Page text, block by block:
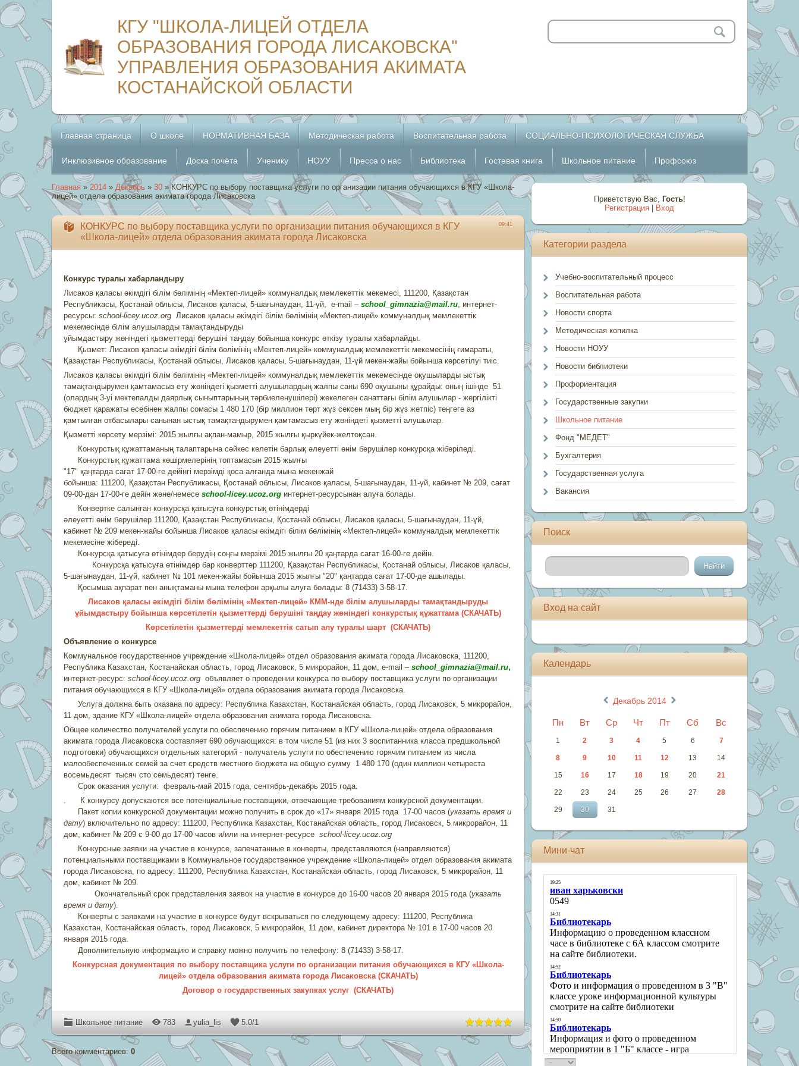
КГУ "ШКОЛА-ЛИЦЕЙ ОТДЕЛА
ОБРАЗОВАНИЯ ГОРОДА ЛИСАКОВСКА"
УПРАВЛЕНИЯ ОБРАЗОВАНИЯ АКИМАТА
КОСТАНАЙСКОЙ ОБЛАСТИ
Главная страница О школе НОРМАТИВНАЯ БАЗА Методическая работа Воспитательная работа СОЦИАЛЬНО-ПСИХОЛОГИЧЕСКАЯ СЛУЖБА
Инклюзивное образование Доска почёта Ученику НОУУ Пресса о нас Библиотека Гостевая книга Школьное питание Профсоюз
Главная » 2014 » Декабрь » 30 » КОНКУРС по выбору поставщика услуги по организации питания обучающихся в КГУ «Школа-
лицей» отдела образования акимата города Лисаковска
09:41
КОНКУРС по выбору поставщика услуги по организации питания обучающихся в КГУ
«Школа-лицей» отдела образования акимата города Лисаковска
Конкурс туралы хабарландыру
Лисаков қаласы әкімдігі білім бөлімінің «Мектеп-лицей» коммуналдық мемлекеттік мекемесі, 111200, Қазақстан
Республикасы, Қостанай облысы, Лисаков қаласы, 5-шағынаудан, 11-үй, e-mail – school_ gimnazia@mail.ru, интернет-
ресурсы: school-licey.ucoz.org Лисаков қаласы әкімдігі білім бөлімінің «Мектеп-лицей» коммуналдық мемлекеттік
мекемесінде білім алушыларды тамақтандыруды
ұйымдастыру жөніндегі қызметтерді берушіні таңдау бойынша конкурс өткізу туралы хабарлайды.
Қызмет: Лисаков қаласы әкімдігі білім бөлімінің «Мектеп-лицей» коммуналдық мемлекеттік мекемесінің ғимараты,
Қазақстан Республикасы, Қостанай облысы, Лисаков қаласы, 5-шағынаудан, 11-үй мекен-жайы бойынша көрсетілуі тиіс.
Лисаков қаласы әкімдігі білім бөлімінің «Мектеп-лицей» коммуналдық мемлекеттік мекемесінде оқушыларды ыстық
тамақтандырумен қамтамасыз ету жөніндегі қызметті алушылардың жалпы саны 690 оқушыны құрайды: оның ішінде 51
(олардың 3-уі мектепалды даярлық сыныптарының тәрбиеленушілері) жекелеген санаттағы білім алушылар - жергілікті
бюджет қаражаты есебінен жалпы сомасы 1 480 170 (бір миллион төрт жүз сексен мың бір жүз жетпіс) теңгеге аз
қамтылған отбасылары санынан ыстық тамақтандырумен қамтамасыз ету жөніндегі қызметті алушылар.
Қызметті көрсету мерзімі: 2015 жылғы ақпан-мамыр, 2015 жылғы қыркүйек-желтоқсан.
Конкурстық құжаттаманың талаптарына сәйкес келетін барлық әлеуетті өнім берушілер конкурсқа жіберіледі.
Конкурстық құжаттама көшірмелерінің топтамасын 2015 жылғы
"17" қаңтарда сағат 17-00-ге дейінгі мерзімді қоса алғанда мына мекенжай
бойынша: 111200, Қазақстан Республикасы, Қостанай облысы, Лисаков қаласы, 5-шағынаудан, 11-үй, кабинет № 209, сағат
09-00-дан 17-00-ге дейін және/немесе school-licey.ucoz.org интернет-ресурсынан алуға болады.
Конвертке салынған конкурсқа қатысуға конкурстық өтінімдерді
әлеуетті өнім берушілер 111200, Қазақстан Республикасы, Қостанай облысы, Лисаков қаласы, 5-шағынаудан, 11-үй,
кабинет № 209 мекен-жайы бойынша Лисаков қаласы әкімдігі білім бөлімінің «Мектеп-лицей» коммуналдық мемлекеттік
мекемесіне жібереді.
Конкурсқа қатысуға өтінімдер берудің соңғы мерзімі 2015 жылғы 20 қаңтарда сағат 16-00-ге дейін.
Конкурсқа қатысуға өтінімдер бар конверттер 111200, Қазақстан Республикасы, Қостанай облысы, Лисаков қаласы,
5-шағынаудан, 11-үй, кабинет № 101 мекен-жайы бойынша 2015 жылғы "20" қаңтарда сағат 17-00-де ашылады.
Қосымша ақпарат пен анықтаманы мына телефон арқылы алуға болады: 8 (71433) 3-58-17.
Лисаков қаласы әкімдігі білім бөлімінің «Мектеп-лицей» КММ-нде білім алушыларды тамақтандыруды
ұйымдастыру бойынша көрсетілетін қызметтерді берушіні таңдау жөніндегі конкурстық құжаттама (СКАЧАТЬ)
Көрсетілетін қызметтерді мемлекеттік сатып алу туралы шарт (СКАЧАТЬ)
Объявление о конкурсе
Коммунальное государственное учреждение «Школа-лицей» отдел образования акимата города Лисаковска, 111200,
Республика Казахстан, Костанайская область, город Лисаковск, 5 микрорайон, 11 дом, e-mail – school gimnazia@mail.ru,
интернет-ресурс: school-licey.ucoz.org объявляет о проведении конкурса по выбору поставщика услуги по организации
питания обучающихся в КГУ «Школа-лицей» отдела образования акимата города Лисаковска.
Услуга должна быть оказана по адресу: Республика Казахстан, Костанайская область, город Лисаковск, 5 микрорайон,
11 дом, здание КГУ «Школа-лицей» отдела образования акимата города Лисаковска.
Общее количество получателей услуги по обеспечению горячим питанием в КГУ«Школа-лицей» отдела образования
акимата города Лисаковска составляет 690 обучающихся: в том числе 51 (из них 3 воспитанника класса предшкольной
подготовки) обучающихся отдельных категорий - получатель услуги по обеспечению горячим питанием из числа
малообеспеченных семей за счет средств местного бюджета на общую сумму 1 480 170 (один миллион четыреста
восемьдесят тысяч сто семьдесят) тенге.
Срок оказания услуги: февраль-май 2015 года, сентябрь-декабрь 2015 года.
. К конкурсу допускаются все потенциальные поставщики, отвечающие требованиям конкурсной документации.
Пакет копии конкурсной документации можно получить в срок до «17» января 2015 года 17-00 часов (указать время и
дату) включительно по адресу: 111200, Республика Казахстан, Костанайская область, город Лисаковск, 5 микрорайон, 11
дом, кабинет № 209 с 9-00 до 17-00 часов и/или на интернет-ресурсе school-licey.ucoz.org
Конкурсные заявки на участие в конкурсе, запечатанные в конверты, представляются (направляются)
потенциальными поставщиками в Коммунальное государственное учреждение «Школа-лицей» отдел образования акимата
города Лисаковска, по адресу: 111200, Республика Казахстан, Костанайская область, город Лисаковск, 5 микрорайон, 11
дом, кабинет № 209.
Окончательный срок представления заявок на участие в конкурсе до 16-00 часов 20 января 2015 года (указать
время и дату).
Конверты с заявками на участие в конкурсе будут вскрываться по следующему адресу: 111200, Республика
Казахстан, Костанайская область, город Лисаковск, 5 микрорайон, 11 дом, кабинет директора № 101 в 17-00 часов 20
января 2015 года.
Дополнительную информацию и справку можно получить по телефону: 8 (71433) 3-58-17.
Конкурсная документация по выбору поставщика услуги по организации питания обучающихся в КГУ «Школа-
лицей» отдела образования акимата города Лисаковска (СКАЧАТЬ)
Договор о государственных закупках услуг (СКАЧАТЬ)
Школьное питание 783 yulia_lis 5.0/1
Всего комментариев: 0
Приветствую Вас, Гость!
Регистрация
Вход
Категории раздела
Учебно-воспитательный процесс
Воспитательная работа
Новости спорта
Методическая копилка
Новости НОУУ
Новости библиотеки
Профориентация
Государственные закупки
Школьное питание
Фонд "МЕДЕТ"
Бухгалтерия
Государственная услуга
Вакансия
Поиск
Вход на сайт
Календарь
« Декабрь 2014 »
Пн Вт Ср Чт Пт Сб Вс
1 2 3 4 5 6 7
8 9 10 11 12 13 14
15 16 17 18 19 20 21
22 23 24 25 26 27 28
29 30 31
Мини-чат